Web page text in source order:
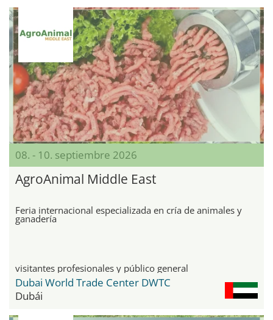
08. - 10. septiembre 2026
AgroAnimal Middle East
Feria internacional especializada en cría de animales y
ganadería
visitantes profesionales y público general
Dubai World Trade Center DWTC
Dubái